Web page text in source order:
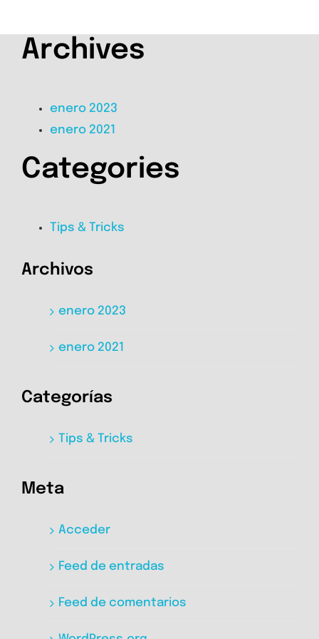
Archives
enero 2023
enero 2021
Categories
Tips & Tricks
Archivos
enero 2023
enero 2021
Categorías
Tips & Tricks
Meta
Acceder
Feed de entradas
Feed de comentarios